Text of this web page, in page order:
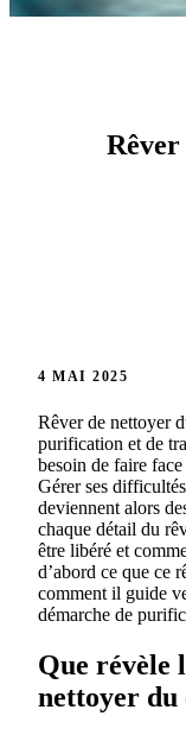
Rêver
4 MAI 2025
Rêver de nettoyer
purification et de
besoin de faire face
Gérer ses
deviennent alors
chaque détail du
être libéré et
d’abord ce que ce
comment il guide
démarche de
Que révèle
nettoyer du